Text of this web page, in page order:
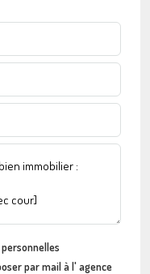
par mail à l' agence